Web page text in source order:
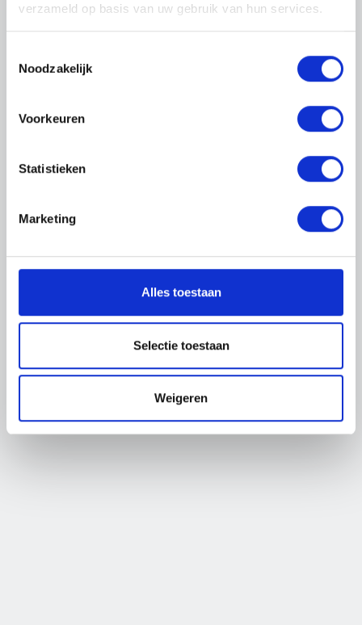
verzameld op basis van uw gebruik van hun services.
Noodzakelijk
Voorkeuren
Statistieken
Marketing
Alles toestaan
Selectie toestaan
Weigeren
Vacature niet meer
beschikbaar.
De vacature waar je naar op zoek bent is niet meer